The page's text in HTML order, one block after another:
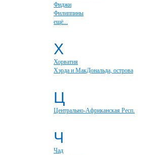
Фиджи
Филиппины
ещё...
Х
Хорватия
Хэрда и МакДональда, острова
Ц
Центрально-Африканская Респ.
Ч
Чад